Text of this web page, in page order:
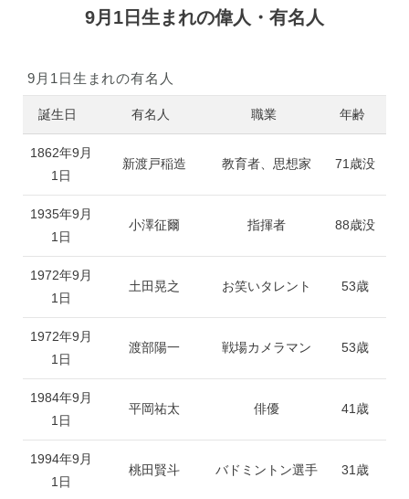
9月1日生まれの偉人・有名人
9月1日生まれの有名人
誕生日 有名人 職業 年齢
1862年9月
1日
新渡戸稲造 教育者、思想家 71歳没
1935年9月
1日
小澤征爾 指揮者 88歳没
1972年9月
1日
土田晃之 お笑いタレント 53歳
1972年9月
1日
渡部陽一 戦場カメラマン 53歳
1984年9月
1日
平岡祐太 俳優 41歳
1994年9月
1日
桃田賢斗 バドミントン選手 31歳